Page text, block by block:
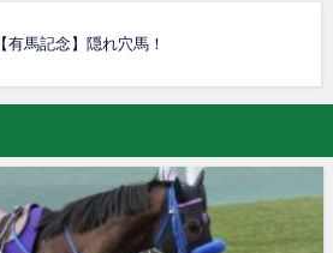
【有馬記念】隠れ穴馬！